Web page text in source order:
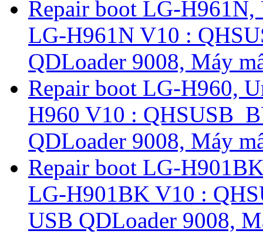
Repair boot LG-
LG-H961N V10 :
QDLoader 9008, Máy
Repair boot LG-H960,
H960 V10 :
QDLoader 9008, Máy
Repair boot LG-
LG-H901BK V10 :
USB QDLoader 9008,